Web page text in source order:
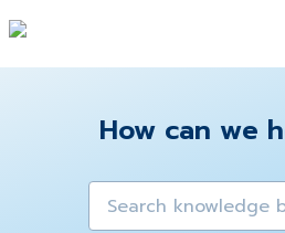
How can we